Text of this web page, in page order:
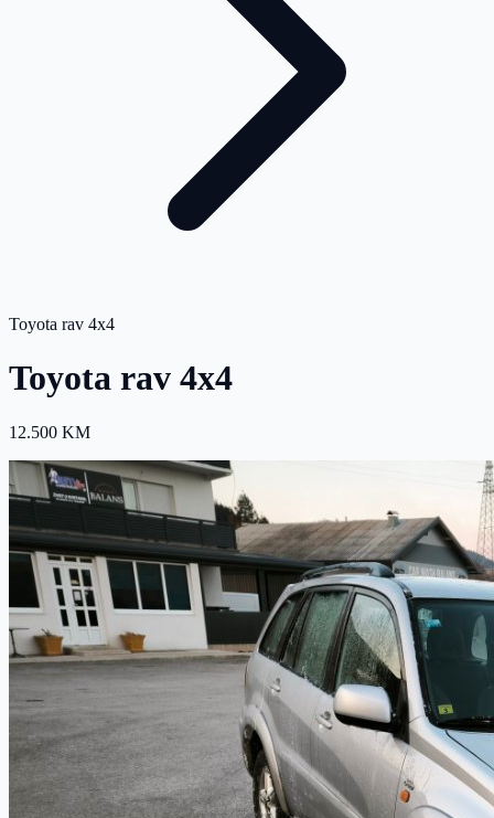
Toyota rav 4x4
Toyota rav 4x4
12.500 KM